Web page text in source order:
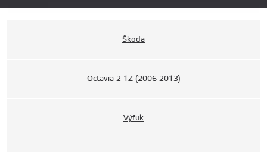
Škoda
Octavia 2 1Z (2006-2013)
Výfuk